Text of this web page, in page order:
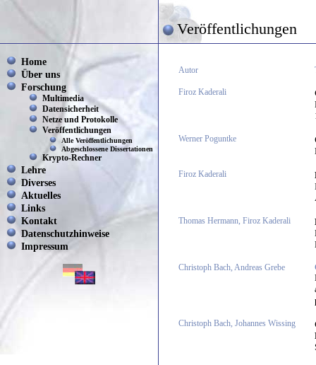
Veröffentlichungen
Home
Über uns
Forschung
Multimedia
Datensicherheit
Netze und Protokolle
Veröffentlichungen
Alle Veröffentlichungen
Abgeschlossene Dissertationen
Krypto-Rechner
Lehre
Diverses
Aktuelles
Links
Kontakt
Datenschutzhinweise
Impressum
Autor
Firoz Kaderali
Werner Poguntke
Firoz Kaderali
Thomas Hermann, Firoz Kaderali
Christoph Bach, Andreas Grebe
Christoph Bach, Johannes Wissing